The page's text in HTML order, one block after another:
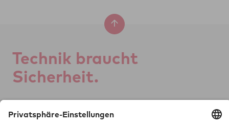
Tech­nik braucht
Si­cher­heit.
Tech­ni­sche Über­wa­chung mbH